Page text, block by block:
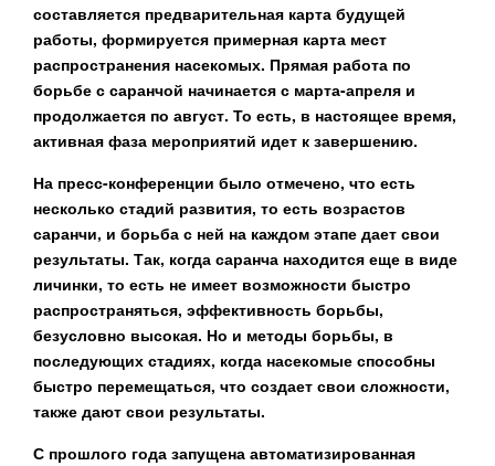
составляется предварительная карта будущей
работы, формируется примерная карта мест
распространения насекомых. Прямая работа по
борьбе с саранчой начинается с марта-апреля и
продолжается по август. То есть, в настоящее время,
активная фаза мероприятий идет к завершению.
На пресс-конференции было отмечено, что есть
несколько стадий развития, то есть возрастов
саранчи, и борьба с ней на каждом этапе дает свои
результаты. Так, когда саранча находится еще в виде
личинки, то есть не имеет возможности быстро
распространяться, эффективность борьбы,
безусловно высокая. Но и методы борьбы, в
последующих стадиях, когда насекомые способны
быстро перемещаться, что создает свои сложности,
также дают свои результаты.
С прошлого года запущена автоматизированная